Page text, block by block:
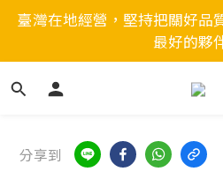
臺灣在地經營，堅持把關好品
最好的夥
分享到